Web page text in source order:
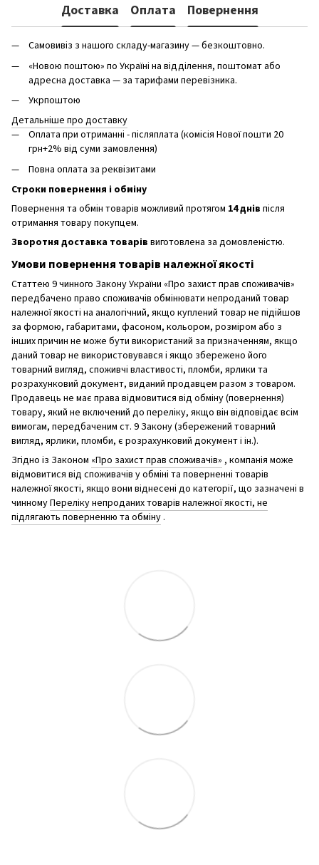
Доставка Оплата Повернення
Самовивіз з нашого складу-магазину — безкоштовно.
«Новою поштою» по Україні на відділення, поштомат або
адресна доставка — за тарифами перевізника.
Укрпоштою
Детальніше про доставку
Оплата при отриманні - післяплата (комісія Нової пошти 20
грн+2% від суми замовлення)
Повна оплата за реквізитами
Строки повернення і обміну
Повернення та обмін товарів можливий протягом 14 днів після
отримання товару покупцем.
Зворотня доставка товарів виготовлена ​​за домовленістю.
Умови повернення товарів належної якості
Статтею 9 чинного Закону України «Про захист прав споживачів»
передбачено право споживачів обмінювати непроданий товар
належної якості на аналогічний, якщо куплений товар не підійшов
за формою, габаритами, фасоном, кольором, розміром або з
інших причин не може бути використаний за призначенням, якщо
даний товар не використовувався і якщо збережено його
товарний вигляд, споживчі властивості, пломби, ярлики та
розрахунковий документ, виданий продавцем разом з товаром.
Продавець не має права відмовитися від обміну (повернення)
товару, який не включений до переліку, якщо він відповідає всім
вимогам, передбаченим ст. 9 Закону (збережений товарний
вигляд, ярлики, пломби, є розрахунковий документ і ін.).
Згідно із Законом «Про захист прав споживачів» , компанія може
відмовитися від споживачів у обміні та поверненні товарів
належної якості, якщо вони віднесені до категорії, що зазначені в
чинномуПереліку непроданих товарів належної якості, не
підлягають поверненню та обміну .